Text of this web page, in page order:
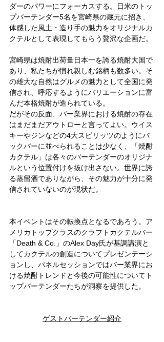
ダーのパワーにフォーカスする。日米のトッ
プバーテンダー5名を宮崎県の蔵元に招き、
体感した風土・造り手の魅力をオリジナルカ
クテルとして表現してもらう贅沢な企画だ。
宮崎県は焼酎出荷量日本一を誇る焼酎大国で
あり、私たちが慣れ親しむ銘柄も数多い。そ
の雄大な自然はグルメの魅力として全国に発
信され、呼応するようにバリエーションに富
んだ本格焼酎が造られている。
だがその反面、バー業界における焼酎の存在
はまだまだアウトローと言ってよい。ウイス
キーやジンなどの4大スピリッツのようにバ
ックバーに並べられることは少なく、「焼酎
カクテル」は各々のバーテンダーのオリジナ
ルという位置付けを抜け出さない。世界に誇
る蒸留酒でありながら、その魅力が十分に発
信されていないのが現状だ。
本イベントはその転換点となるであろう。ア
メリカトップクラスのクラフトカクテルバー
「Death & Co.」のAlex Day氏が基調講演と
してカクテルの創造についてプレゼンテーシ
ョンし、パネルセッションではバー業界にお
ける焼酎トレンドと今後の可能性についてト
ップバーテンダーたちが洞察を提供した。
ゲストバーテンダー紹介